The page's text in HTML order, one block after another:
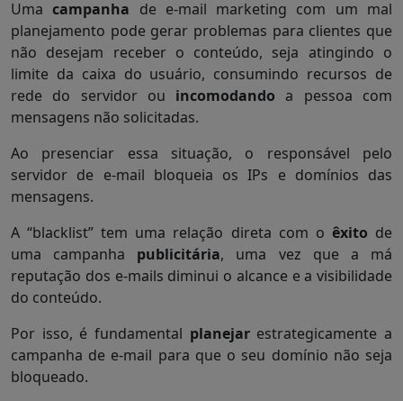
Umacampanha de e-mail marketing com um mal
planejamento pode gerar problemas para clientes que
não desejam receber o conteúdo, seja atingindo o
limite da caixa do usuário, consumindo recursos de
rede do servidor ou incomodando a pessoa com
mensagens não solicitadas.
Ao presenciar essa situação, o responsável pelo
servidor de e-mail bloqueia os IPs e domínios das
mensagens.
A “blacklist” tem uma relação direta com o êxito de
uma campanha publicitária, uma vez que a má
reputação dos e-mails diminui o alcance e a visibilidade
do conteúdo.
Por isso, é fundamental planejarestrategicamente a
campanha de e-mail para que o seu domínio não seja
bloqueado.